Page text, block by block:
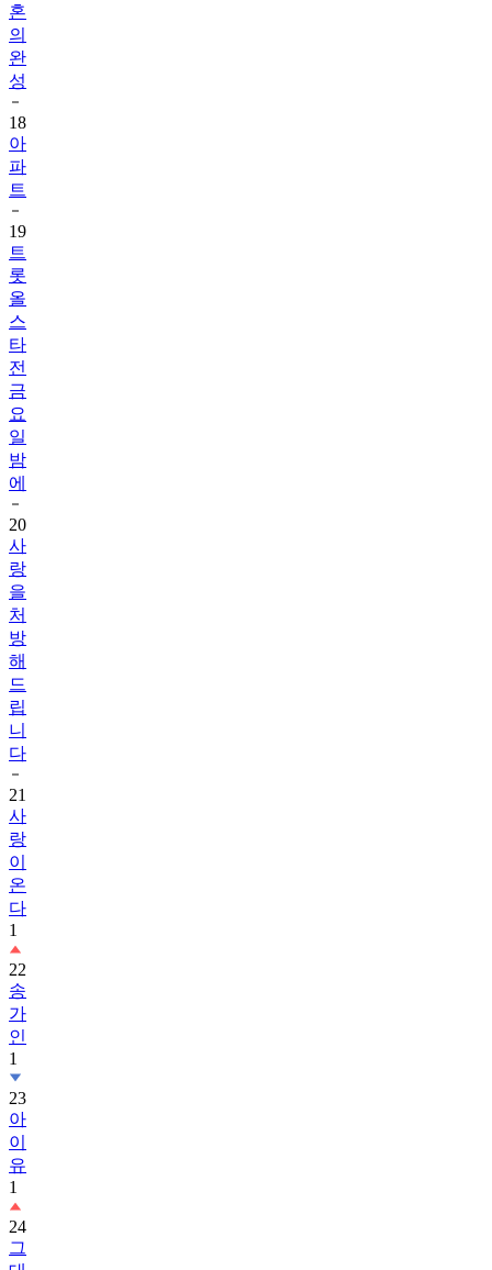
혼
의
완
성
18
아
파
트
19
트
롯
올
스
타
전
금
요
일
밤
에
20
사
랑
을
처
방
해
드
립
니
다
21
사
랑
이
온
다
1
22
송
가
인
1
23
아
이
유
1
24
그